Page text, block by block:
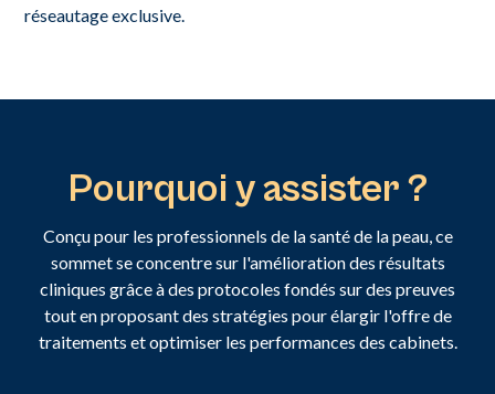
réseautage exclusive.
Pourquoi y assister ?
Conçu pour les professionnels de la santé de la peau, ce
sommet se concentre sur l'amélioration des résultats
cliniques grâce à des protocoles fondés sur des preuves
tout en proposant des stratégies pour élargir l'offre de
traitements et optimiser les performances des cabinets.